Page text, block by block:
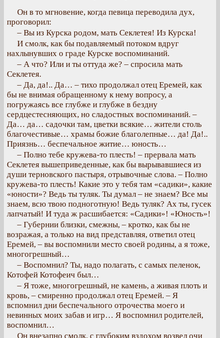
Он в то мгновение, когда певица переводила дух,
проговорил:
– Вы из Курска родом, мать Секлетея! Из Курска!
И смолк, как бы подавляемый потоком вдруг
нахлынувших о граде Курске воспоминаний.
– А что? Или и ты оттуда же? – спросила мать
Секлетея.
– Да, да!.. Да… – тихо продолжал отец Еремей, как
бы не внимая обращенному к нему вопросу, а
погружаясь все глубже и глубже в бездну
сердцестесняющих, но сладостных воспоминаний. –
Да… да… садочки там, цветки всякие… жители столь
благочестивые… храмы божие благолепные… да! Да!..
Приязнь… беспечальное житие… юность…
– Полно тебе кружева-то плесть! – прервала мать
Секлетея вышеприведенные, как бы вырывавшиеся из
души терновского пастыря, отрывочные слова. – Полно
кружева-то плесть! Какие это у тебя там «садики», какие
«юности»? Ведь ты туляк. Ты думал – не знаем? Все мы
знаем, всю твою подноготную! Ведь туляк? Ах ты, гусек
лапчатый! И туда ж расшибается: «Садики»! «Юность»!
– Губернии близки, смежны, – кротко, как бы не
возражая, а только на вид представляя, ответил отец
Еремей, – вы воспомнили место своей родины, а я тоже,
многогрешный…
– Воспомнил? Ты, надо полагать, с самых пеленок,
Котофей Котофеич был…
– Я тоже, многогрешный, не камень, а живая плоть и
кровь, – смиренно продолжал отец Еремей. – Я
вспомнил дни беспечального отрочества моего и
невинных моих забав и игр… Я воспомнил родителей,
воспомнил…
Он внезапно смолк, с глубоким вздохом возвел очи